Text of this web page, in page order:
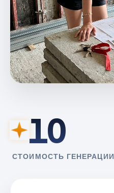
10
СТОИМОСТЬ ГЕНЕРАЦИИ